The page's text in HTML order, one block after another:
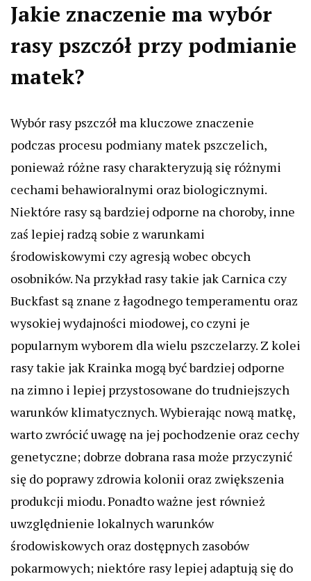
Jakie znaczenie ma wybór
rasy pszczół przy podmianie
matek?
Wybór rasy pszczół ma kluczowe znaczenie
podczas procesu podmiany matek pszczelich,
ponieważ różne rasy charakteryzują się różnymi
cechami behawioralnymi oraz biologicznymi.
Niektóre rasy są bardziej odporne na choroby, inne
zaś lepiej radzą sobie z warunkami
środowiskowymi czy agresją wobec obcych
osobników. Na przykład rasy takie jak Carnica czy
Buckfast są znane z łagodnego temperamentu oraz
wysokiej wydajności miodowej, co czyni je
popularnym wyborem dla wielu pszczelarzy. Z kolei
rasy takie jak Krainka mogą być bardziej odporne
na zimno i lepiej przystosowane do trudniejszych
warunków klimatycznych. Wybierając nową matkę,
warto zwrócić uwagę na jej pochodzenie oraz cechy
genetyczne; dobrze dobrana rasa może przyczynić
się do poprawy zdrowia kolonii oraz zwiększenia
produkcji miodu. Ponadto ważne jest również
uwzględnienie lokalnych warunków
środowiskowych oraz dostępnych zasobów
pokarmowych; niektóre rasy lepiej adaptują się do